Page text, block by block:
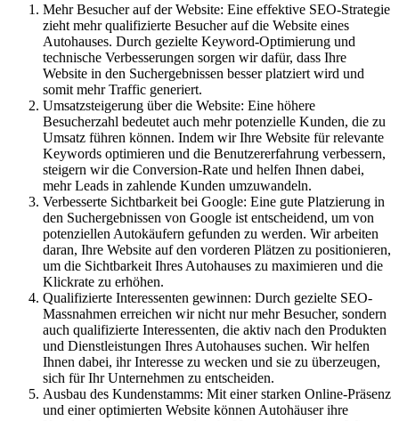
Mehr Besucher auf der Website: Eine effektive SEO-Strategie
zieht mehr qualifizierte Besucher auf die Website eines
Autohauses. Durch gezielte Keyword-Optimierung und
technische Verbesserungen sorgen wir dafür, dass Ihre
Website in den Suchergebnissen besser platziert wird und
somit mehr Traffic generiert.
Umsatzsteigerung über die Website: Eine höhere
Besucherzahl bedeutet auch mehr potenzielle Kunden, die zu
Umsatz führen können. Indem wir Ihre Website für relevante
Keywords optimieren und die Benutzererfahrung verbessern,
steigern wir die Conversion-Rate und helfen Ihnen dabei,
mehr Leads in zahlende Kunden umzuwandeln.
Verbesserte Sichtbarkeit bei Google: Eine gute Platzierung in
den Suchergebnissen von Google ist entscheidend, um von
potenziellen Autokäufern gefunden zu werden. Wir arbeiten
daran, Ihre Website auf den vorderen Plätzen zu positionieren,
um die Sichtbarkeit Ihres Autohauses zu maximieren und die
Klickrate zu erhöhen.
Qualifizierte Interessenten gewinnen: Durch gezielte SEO-
Massnahmen erreichen wir nicht nur mehr Besucher, sondern
auch qualifizierte Interessenten, die aktiv nach den Produkten
und Dienstleistungen Ihres Autohauses suchen. Wir helfen
Ihnen dabei, ihr Interesse zu wecken und sie zu überzeugen,
sich für Ihr Unternehmen zu entscheiden.
Ausbau des Kundenstamms: Mit einer starken Online-Präsenz
und einer optimierten Website können Autohäuser ihre